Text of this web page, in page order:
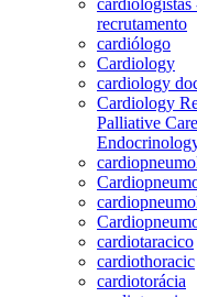
recrutamento
cardiólogo
Cardiology
cardiology
Cardiology
Palliative
cardiotaracico
cardiothoracic
cardiotorácia